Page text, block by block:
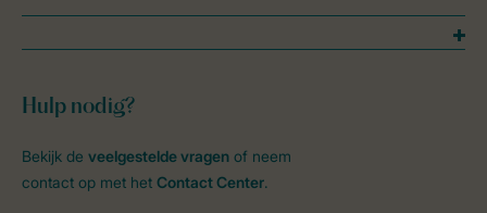
Hulp nodig?
Bekijk de veelgestelde vragen of neem
contact op met het Contact Center.